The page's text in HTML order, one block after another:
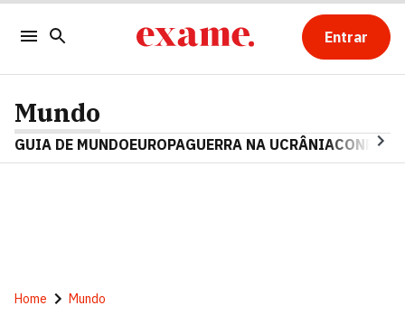
Entrar
Mundo
GUIA DE MUNDOEUROPAGUERRA NA UCRÂNIA
Home Mundo